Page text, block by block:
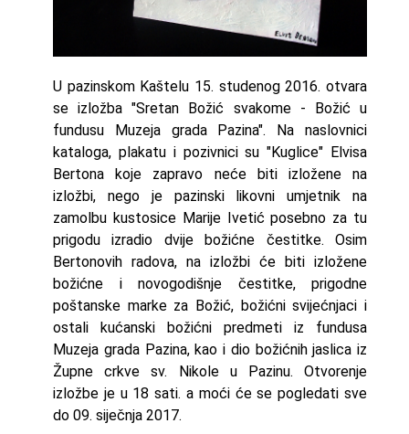
U pazinskom Kaštelu 15. studenog 2016. otvara
se izložba "Sretan Božić svakome - Božić u
fundusu Muzeja grada Pazina". Na naslovnici
kataloga, plakatu i pozivnici su "Kuglice" Elvisa
Bertona koje zapravo neće biti izložene na
izložbi, nego je pazinski likovni umjetnik na
zamolbu kustosice Marije Ivetić posebno za tu
prigodu izradio dvije božićne čestitke. Osim
Bertonovih radova, na izložbi će biti izložene
božićne i novogodišnje čestitke, prigodne
poštanske marke za Božić, božićni svijećnjaci i
ostali kućanski božićni predmeti iz fundusa
Muzeja grada Pazina, kao i dio božićnih jaslica iz
Župne crkve sv. Nikole u Pazinu. Otvorenje
izložbe je u 18 sati. a moći će se pogledati sve
do 09. siječnja 2017.